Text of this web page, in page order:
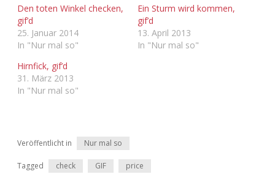
Wandnotizen
Adventskalender 2014
Adventskalender 2015
Den toten Winkel checken,
gif’d
25. Januar 2014
In "Nur mal so"
Ein Sturm wird kommen,
gif’d
13. April 2013
In "Nur mal so"
Hirnfick, gif’d
31. März 2013
In "Nur mal so"
Veröffentlicht in Nur mal so
Tagged check GIF price